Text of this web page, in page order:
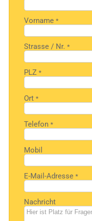
Vorname*
Strasse / Nr.*
PLZ*
Ort*
Telefon*
Mobil
E-Mail-Adresse*
Nachricht